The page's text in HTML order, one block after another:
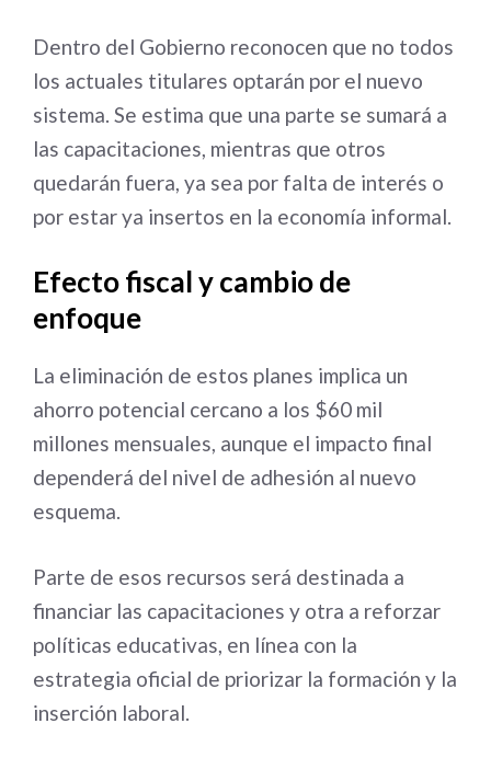
Dentro del Gobierno reconocen que no todos
los actuales titulares optarán por el nuevo
sistema. Se estima que una parte se sumará a
las capacitaciones, mientras que otros
quedarán fuera, ya sea por falta de interés o
por estar ya insertos en la economía informal.
Efecto fiscal y cambio de
enfoque
La eliminación de estos planes implica un
ahorro potencial cercano a los $60 mil
millones mensuales, aunque el impacto final
dependerá del nivel de adhesión al nuevo
esquema.
Parte de esos recursos será destinada a
financiar las capacitaciones y otra a reforzar
políticas educativas, en línea con la
estrategia oficial de priorizar la formación y la
inserción laboral.